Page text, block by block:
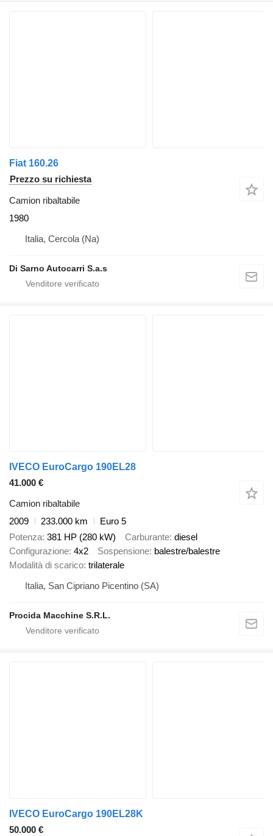
Fiat 160.26
Prezzo su richiesta
Camion ribaltabile
1980
Italia, Cercola (Na)
Di Sarno Autocarri S.a.s
IVECO EuroCargo 190EL28
41.000 €
Camion ribaltabile
2009
233.000 km
Euro 5
Potenza 381 HP (280 kW) Carburante diesel
Configurazione 4x2 Sospensione balestre/balestre
Modalità di scarico trilaterale
Italia, San Cipriano Picentino (SA)
Procida Macchine S.R.L.
IVECO EuroCargo 190EL28K
50.000 €